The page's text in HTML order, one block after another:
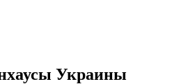
Украины